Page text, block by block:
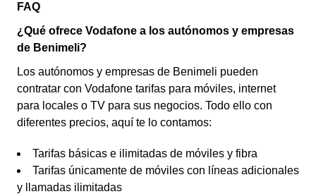
FAQ
¿Qué ofrece Vodafone a los autónomos y empresas
de Benimeli?
Los autónomos y empresas de Benimeli pueden
contratar con Vodafone tarifas para móviles, internet
para locales o TV para sus negocios. Todo ello con
diferentes precios, aquí te lo contamos:
Tarifas básicas e ilimitadas de móviles y fibra
Tarifas únicamente de móviles con líneas adicionales
y llamadas ilimitadas